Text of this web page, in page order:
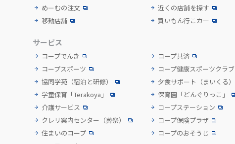
めーむの注文
移動店舗
近くの店舗を探す
買いもん行こカー
サービス
コープでんき
コープ共済
コープスポーツ
コープ健康スポーツクラブ
協同学苑 （宿泊と研修） 夕食サポート （まいくる）
学童保育「Terakoya」
保育園「どんぐりっこ」
介護サービス
コープステーション
クレリ案内センター （葬祭）
コープ保険プラザ
住まいのコープ
コープのおそうじ